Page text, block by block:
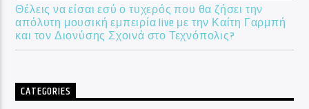
Θέλεις να είσαι εσύ ο τυχερός που θα ζήσει την
απόλυτη μουσική εμπειρία live με την Καίτη Γαρμπή
και τον Διονύσης Σχοινά στο Τεχνόπολις?
CATEGORIES